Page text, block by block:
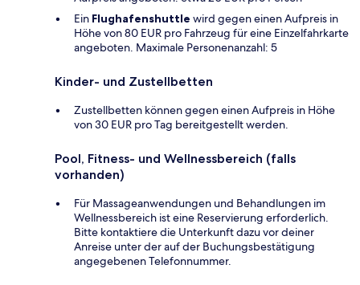
Ein Flughafenshuttle wird gegen einen Aufpreis in
Höhe von 80 EUR pro Fahrzeug für eine Einzelfahrkarte
angeboten. Maximale Personenanzahl: 5
Kinder- und Zustellbetten
Zustellbetten können gegen einen Aufpreis in Höhe
von 30 EUR pro Tag bereitgestellt werden.
Pool, Fitness- und Wellnessbereich (falls
vorhanden)
Für Massageanwendungen und Behandlungen im
Wellnessbereich ist eine Reservierung erforderlich.
Bitte kontaktiere die Unterkunft dazu vor deiner
Anreise unter der auf der Buchungsbestätigung
angegebenen Telefonnummer.